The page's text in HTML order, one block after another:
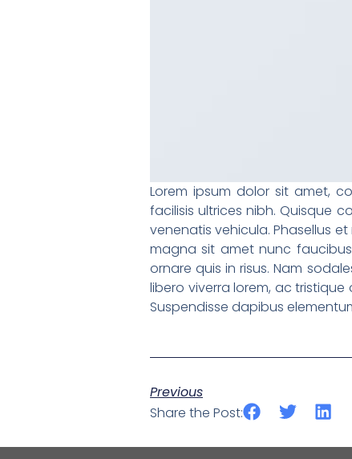
Lorem ipsum dolor sit amet,
facilisis ultrices nibh. Quisque
venenatis vehicula. Phasellus
magna sit amet nunc
ornare quis in risus. Nam
libero viverra lorem, ac
Suspendisse dapibus
Previous
Share the Post: